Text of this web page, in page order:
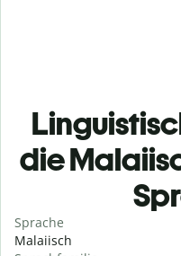
die
Sprache
Malaiisch